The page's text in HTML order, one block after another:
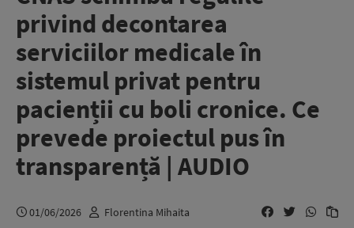
privind decontarea
serviciilor medicale în
sistemul privat pentru
pacienții cu boli cronice. Ce
prevede proiectul pus în
transparență | AUDIO
01/06/2026 Florentina Mihaita